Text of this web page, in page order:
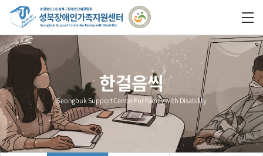
한걸음씩
Seongbuk Support Center For Family with Disability